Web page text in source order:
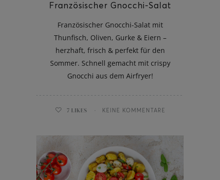
Französischer Gnocchi-Salat
Französischer Gnocchi-Salat mit
Thunfisch, Oliven, Gurke & Eiern –
herzhaft, frisch & perfekt für den
Sommer. Schnell gemacht mit crispy
Gnocchi aus dem Airfryer!
7 LIKES KEINE KOMMENTARE